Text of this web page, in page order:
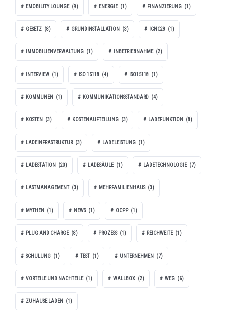
EMOBILITY LOUNGE (9) ENERGIE (1) FINANZIERUNG (1)
GESETZ (8) GRUNDINSTALLATION (3) ICNC23 (1)
IMMOBILIENVERWALTUNG (1) INBETRIEBNAHME (2)
INTERVIEW (1) ISO 15118 (4) ISO15118 (1)
KOMMUNEN (1) KOMMUNIKATIONSSTANDARD (4)
KOSTEN (3) KOSTENAUFTEILUNG (3) LADEFUNKTION (8)
LADEINFRASTRUKTUR (3) LADELEISTUNG (1)
LADESTATION (20) LADESÄULE (1) LADETECHNOLOGIE (7)
LASTMANAGEMENT (3) MEHRFAMILIENHAUS (3)
MYTHEN (1) NEWS (1) OCPP (1)
PLUG AND CHARGE (8) PROZESS (1) REICHWEITE (1)
SCHULUNG (1) TEST (1) UNTERNEHMEN (7)
VORTEILE UND NACHTEILE (1) WALLBOX (2) WEG (6)
ZUHAUSE LADEN (1)